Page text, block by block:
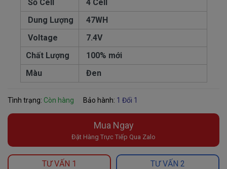
Số Cell
4 Cell
Dung Lượng
47WH
Voltage
7.4V
Chất Lượng
100% mới
Màu
Đen
Tình trạng: Còn hàng Bảo hành: 1 Đổi 1
Mua Ngay
Đặt Hàng Trực Tiếp Qua Zalo
TƯ VẤN 1 TƯ VẤN 2